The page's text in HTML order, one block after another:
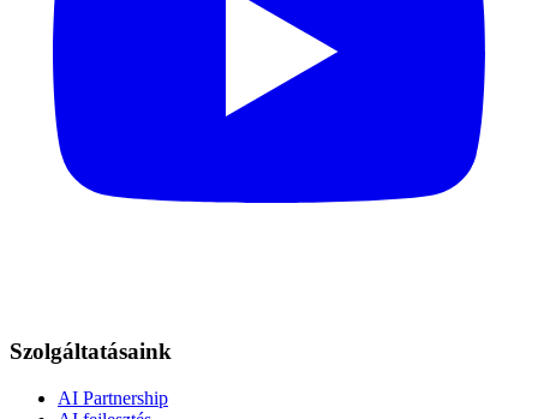
Szolgáltatásaink
AI Partnership